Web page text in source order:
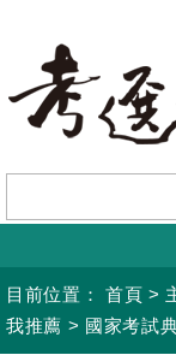
要
容
目前位置： 首頁 >
我推薦 > 國家考試